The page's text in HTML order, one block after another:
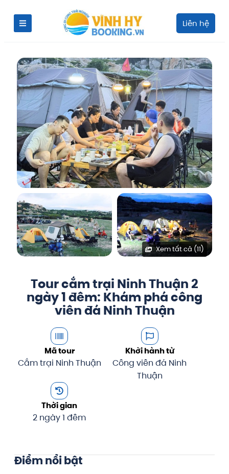
Liên hệ
Xem tất cả (11)
Tour cắm trại Ninh Thuận 2
ngày 1 đêm: Khám phá công
viên đá Ninh Thuận
Mã tour
Cắm trại Ninh Thuận
Khởi hành từ
Công viên đá Ninh
Thuận
Thời gian
2 ngày 1 đêm
Điểm nổi bật